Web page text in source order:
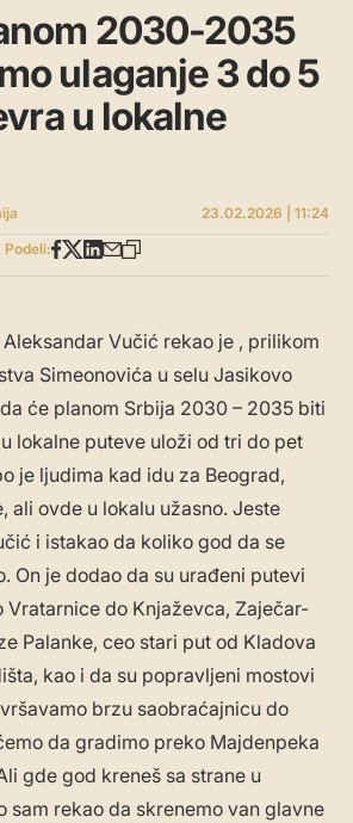
2030-2035
ulaganje 3 do 5
u lokalne
23.02.2026 | 11:24
Podeli:
Vučić rekao je , prilikom
Simeonovića u selu Jasikovo
će planom Srbija 2030 – 2035 biti
lokalne puteve uloži od tri do pet
je ljudima kad idu za Beograd,
ali ovde u lokalu užasno. Jeste
i istakao da koliko god da se
On je dodao da su urađeni putevi
Vratarnice do Knjaževca, Zaječar-
Palanke, ceo stari put od Kladova
kao i da su popravljeni mostovi
brzu saobraćajnicu do
da gradimo preko Majdenpeka
gde god kreneš sa strane u
sam rekao da skrenemo van glavne